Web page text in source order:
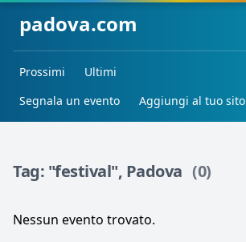
padova.com
Prossimi
Ultimi
Segnala un evento
Aggiungi al tuo sito
Tag: "festival", Padova (0)
Nessun evento trovato.